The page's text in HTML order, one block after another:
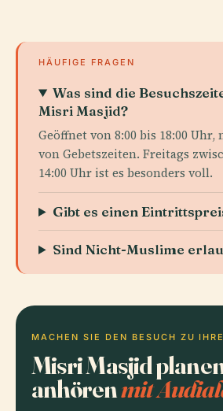
HÄUFIGE FRAGEN
Was sind die
Misri Masjid?
Geöffnet von 8:00 bis 18:00
von Gebetszeiten. Freitags
14:00 Uhr ist es besonders voll.
Gibt es einen
Sind Nicht-Muslime
MACHEN SIE DEN BESUCH ZU
Misri Masjid
anhörenmit